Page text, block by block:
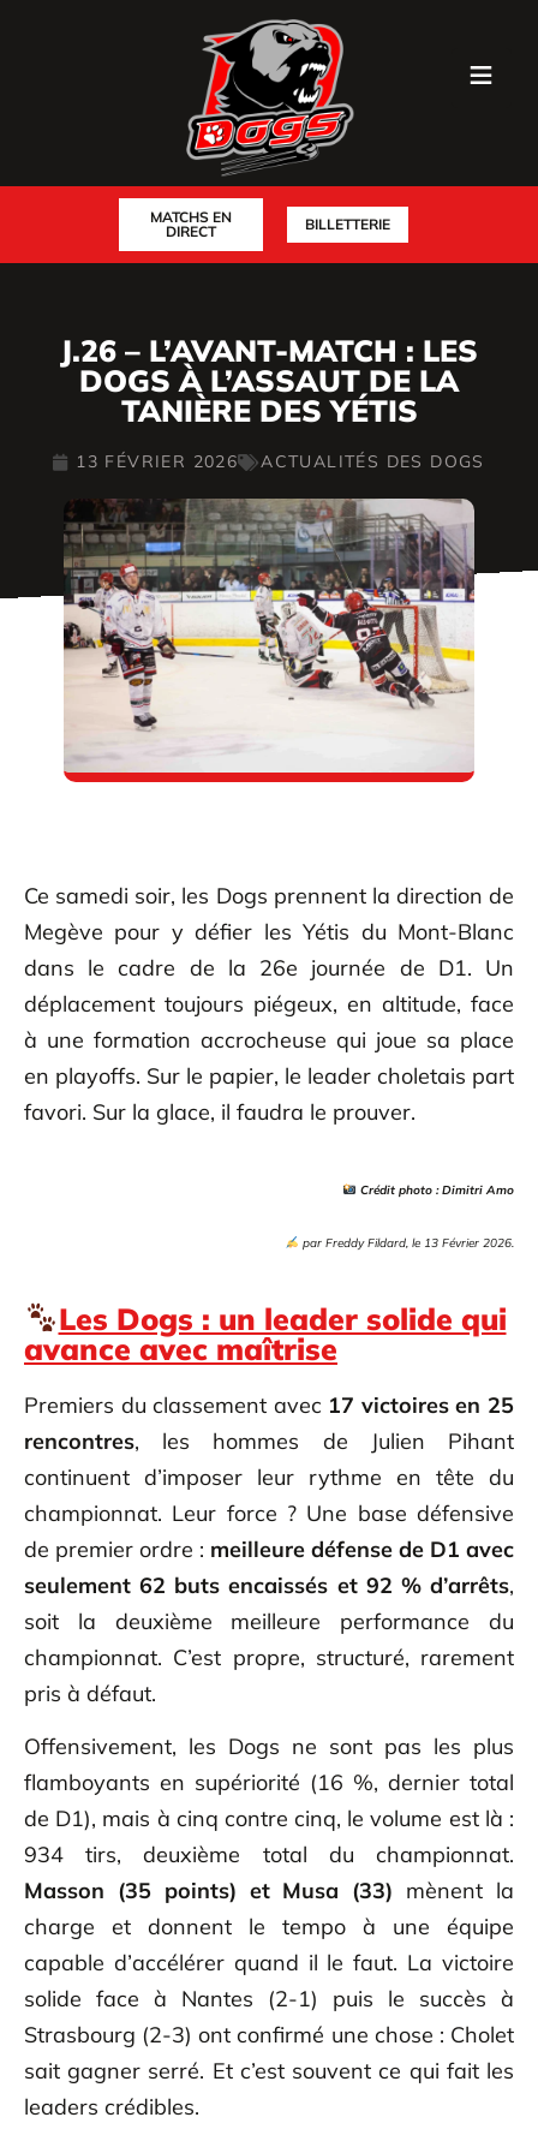
MATCHS EN
DIRECT
BILLETTERIE
J.26 – L’AVANT-MATCH : LES
DOGS À L’ASSAUT DE LA
TANIÈRE DES YÉTIS
13 FÉVRIER 2026 ACTUALITÉS DES DOGS
Ce samedi soir, les Dogs prennent la direction de
Megève pour y défier les Yétis du Mont-Blanc
dans le cadre de la 26e journée de D1. Un
déplacement toujours piégeux, en altitude, face
à une formation accrocheuse qui joue sa place
en playoffs. Sur le papier, le leader choletais part
favori. Sur la glace, il faudra le prouver.
Crédit photo :Dimitri Amo
par Freddy Fildard, le 13 Février 2026.
Les Dogs : un leader solide qui
avance avec maîtrise
Premiers du classement avec 17 victoires en 25
rencontres, les hommes de Julien Pihant
continuent d’imposer leur rythme en tête du
championnat. Leur force ? Une base défensive
de premier ordre : meilleure défense de D1 avec
seulement 62 buts encaissés et 92 % d’arrêts,
soit la deuxième meilleure performance du
championnat. C’est propre, structuré, rarement
pris à défaut.
Offensivement, les Dogs ne sont pas les plus
flamboyants en supériorité (16 %, dernier total
de D1), mais à cinq contre cinq, le volume est là :
934 tirs, deuxième total du championnat.
Masson (35 points) et Musa (33) mènent la
charge et donnent le tempo à une équipe
capable d’accélérer quand il le faut. La victoire
solide face à Nantes (2-1) puis le succès à
Strasbourg (2-3) ont confirmé une chose : Cholet
sait gagner serré. Et c’est souvent ce qui fait les
leaders crédibles.